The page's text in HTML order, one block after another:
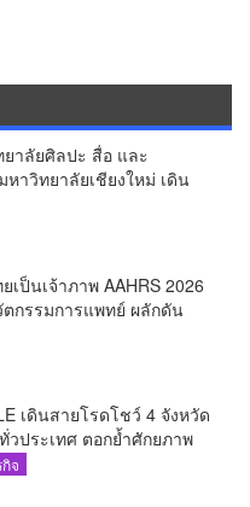
ยาลัยศิลปะ สื่อ และ
หาวิทยาลัยเชียงใหม่ เดิน
บันดาลใจจัดกิจกรรม
เป็นเจ้าภาพ AAHRS 2026
กรรมการแพทย์ ผลักดัน
และศูนย์กลางปลูกผมแห่ง
เดินสายโรดโชว์ 4 จังหวัด
ประเทศ ตอกย้ำศักยภาพ
บน้ำครบวงจร(คลิป)
จ